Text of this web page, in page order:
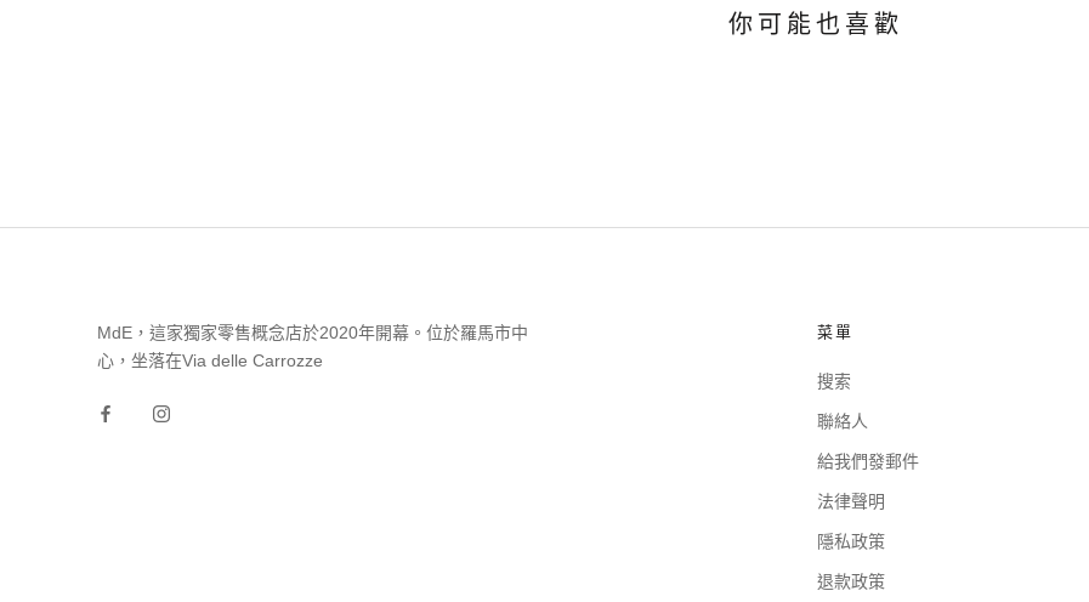
你可能也喜歡
MdE，這家獨家零售概念店於2020年開幕。位於羅馬市中
心，坐落在Via delle Carrozze
菜單
搜索
聯絡人
給我們發郵件
法律聲明
隱私政策
退款政策